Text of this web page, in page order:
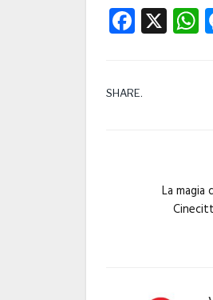
X
SHARE.
La magia